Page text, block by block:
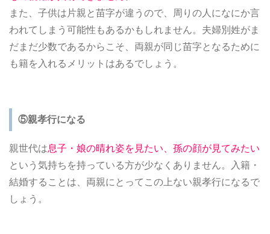
また、子供は片親と苗字が違うので、周りの人になにか言
われてしまう可能性もあるかもしれません。夫婦別姓がま
だまだ少数であるからこそ、両親が同じ苗字となるために
も籍を入れるメリットはあるでしょう。
⑤親孝行になる
親世代は息子・娘の晴れ姿を見たい、孫の顔が見てみたい
という気持ちを持っている方が少なくありません。入籍・
結婚することは、両親にとってこの上ない親孝行になるで
しょう。